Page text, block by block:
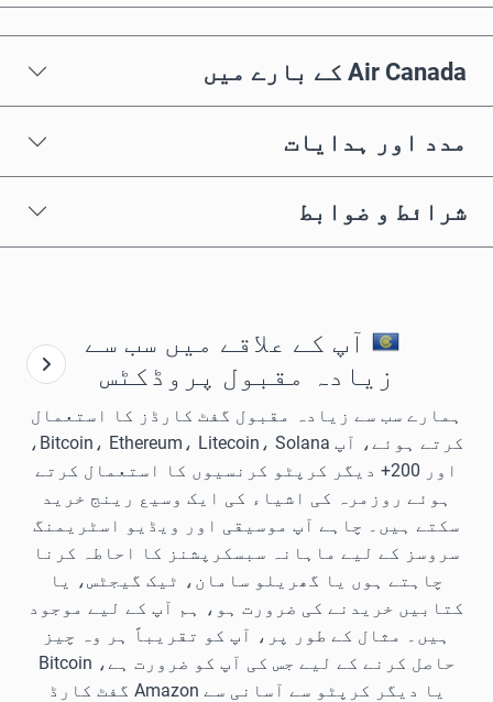
Air Canada کے بارے میں
مدد اور ہدایات
شرائط و ضوابط
آپ کے علاقے میں سب سے
زیادہ مقبول پروڈکٹس
ہمارے سب سے زیادہ مقبول گفٹ کارڈز کا استعمال
کرتے ہوئے، آپ Bitcoin، Ethereum، Litecoin، Solana،
اور 200+ دیگر کرپٹو کرنسیوں کا استعمال کرتے
ہوئے روزمرہ کی اشیاء کی ایک وسیع رینج خرید
سکتے ہیں۔ چاہے آپ موسیقی اور ویڈیو اسٹریمنگ
سروسز کے لیے ماہانہ سبسکرپشنز کا احاطہ کرنا
چاہتے ہوں یا گھریلو سامان، ٹیک گیجٹس، یا
کتابیں خریدنے کی ضرورت ہو، ہم آپ کے لیے موجود
ہیں۔ مثال کے طور پر، آپ کو تقریباً ہر وہ چیز
حاصل کرنے کے لیے جس کی آپ کو ضرورت ہے، Bitcoin
یا دیگر کرپٹو سے آسانی سے Amazon گفٹ کارڈ